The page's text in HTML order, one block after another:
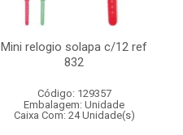
Mini relogio solapa c/12 ref
832
Código: 129357
Embalagem: Unidade
Caixa Com: 24 Unidade(s)